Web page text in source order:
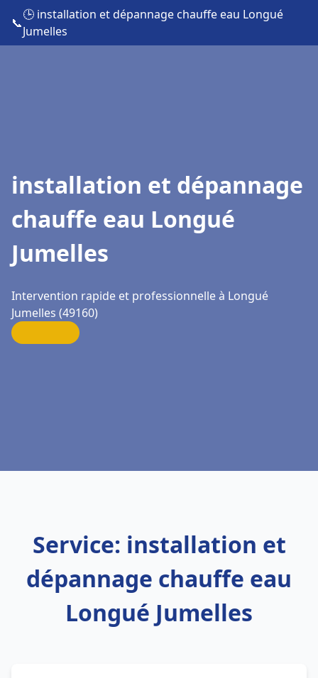
📞
🕒 installation et dépannage chauffe eau Longué
Jumelles
installation et dépannage
chauffe eau Longué
Jumelles
Intervention rapide et professionnelle à Longué
Jumelles (49160)
Service: installation et
dépannage chauffe eau
Longué Jumelles